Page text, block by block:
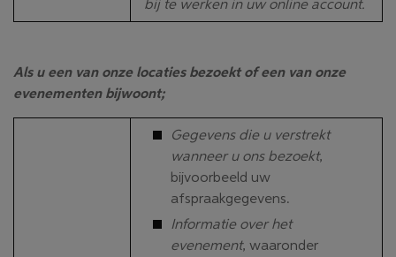
bij te werken in uw online account.
Als u een van onze locaties bezoekt of een van onze
evenementen bijwoont;
Gegevens die u verstrekt
wanneer u ons bezoekt,
bijvoorbeeld uw
afspraakgegevens.
Informatie over het
evenement, waaronder